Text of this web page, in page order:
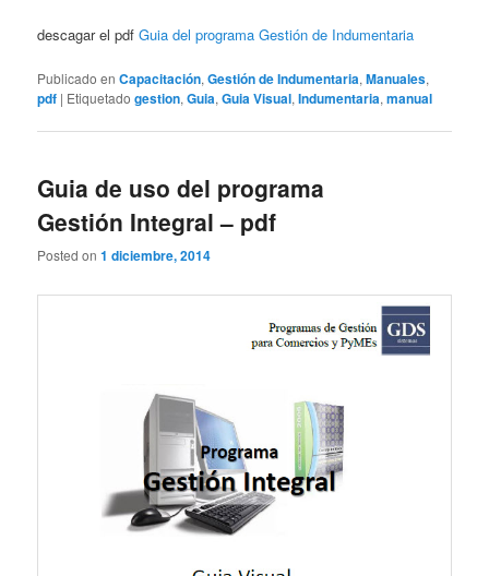
descagar el pdfGuia del programa Gestión de Indumentaria
Publicado en Capacitación,Gestión de Indumentaria,Manuales,
pdf | Etiquetado gestion,Guia,Guia Visual,Indumentaria,manual
Guia de uso del programa
Gestión Integral – pdf
Posted on1 diciembre, 2014